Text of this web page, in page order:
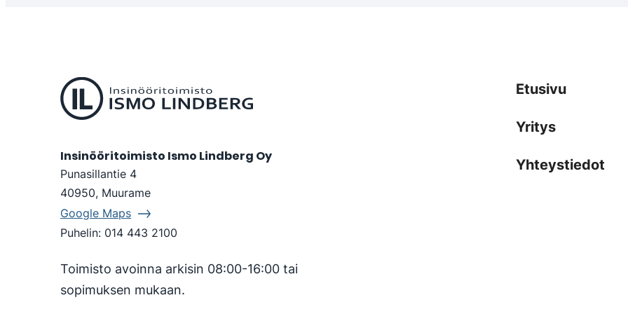
Insinööritoimisto Ismo Lindberg Oy
Punasillantie 4
40950, Muurame
Google Maps
Puhelin: 014 443 2100
Toimisto avoinna arkisin 08:00-16:00 tai
sopimuksen mukaan.
Etusivu
Yritys
Yhteystiedot